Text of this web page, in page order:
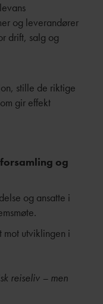
og leverandører
drift, salg og
stille de riktige
gir effekt
og
og ansatte i
mot utviklingen i
reiseliv – men